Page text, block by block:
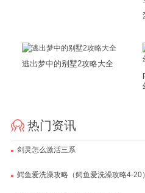
逃出梦中的别墅2攻略大全
热门资讯
剑灵怎么激活三系
鳄鱼爱洗澡攻略（鳄鱼爱洗澡攻略4-20）